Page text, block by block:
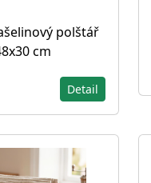
polštář
cm
Detail